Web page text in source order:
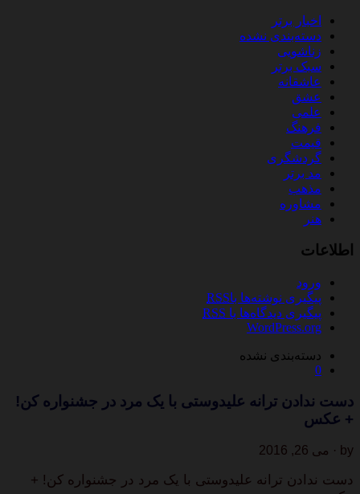
اخبار برتر
دسته‌بندی نشده
زناشویی
سبک برتر
عاشقانه
عشق
علمی
فرهنگ
قیمت
گردشگری
مد برتر
مذهب
مشاوره
هنر
اطلاعات
ورود
پیگیری نوشته‌ها باRSS
پیگیری دیدگاه‌ها با RSS
WordPress.org
دسته‌بندی نشده
0
دست ندادن ترانه علیدوستی با یک مرد در جشنواره کن!
+ عکس
by · می 26, 2016
دست ندادن ترانه علیدوستی با یک مرد در جشنواره کن! +